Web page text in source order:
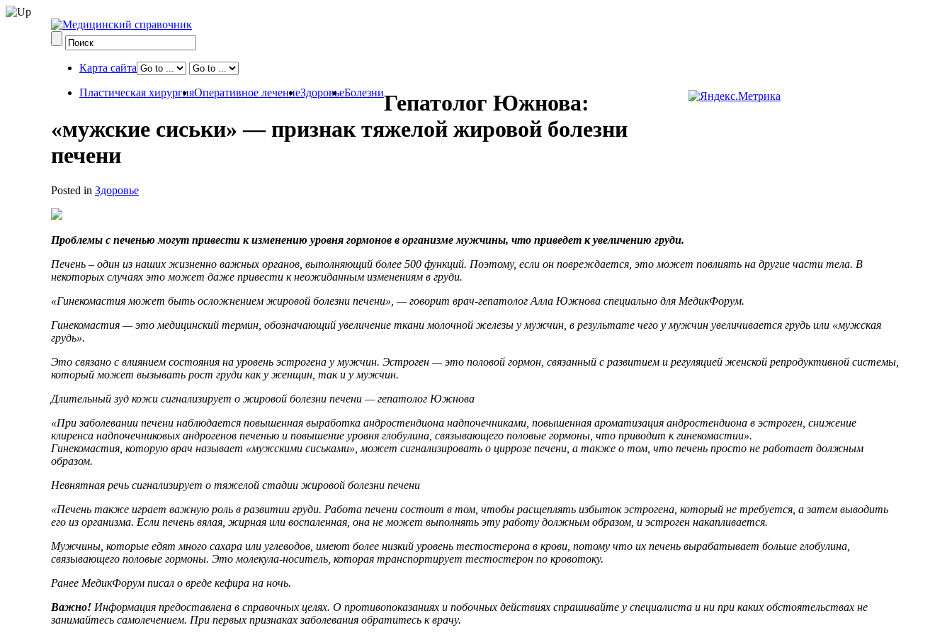
Карта сайта
Пластическая хирургияОперативное лечениеЗдоровьеБолезниГепатолог Южнова:
«мужские сиськи» — признак тяжелой жировой болезни
печени
Posted in Здоровье
Проблемы с печенью могут привести к изменению уровня гормонов в организме мужчины, что приведет к увеличению груди.
Печень – один из наших жизненно важных органов, выполняющий более 500 функций. Поэтому, если он повреждается, это может повлиять на другие части тела. В
некоторых случаях это может даже привести к неожиданным изменениям в груди.
«Гинекомастия может быть осложнением жировой болезни печени», — говорит врач-гепатолог Алла Южнова специально для МедикФорум.
Гинекомастия — это медицинский термин, обозначающий увеличение ткани молочной железы у мужчин, в результате чего у мужчин увеличивается грудь или «мужская
грудь».
Это связано с влиянием состояния на уровень эстрогена у мужчин. Эстроген — это половой гормон, связанный с развитием и регуляцией женской репродуктивной системы,
который может вызывать рост груди как у женщин, так и у мужчин.
Длительный зуд кожи сигнализирует о жировой болезни печени — гепатолог Южнова
«При заболевании печени наблюдается повышенная выработка андростендиона надпочечниками, повышенная ароматизация андростендиона в эстроген, снижение
клиренса надпочечниковых андрогенов печенью и повышение уровня глобулина, связывающего половые гормоны, что приводит к гинекомастии».
Гинекомастия, которую врач называет «мужскими сиськами», может сигнализировать о циррозе печени, а также о том, что печень просто не работает должным
образом.
Невнятная речь сигнализирует о тяжелой стадии жировой болезни печени
«Печень также играет важную роль в развитии груди. Работа печени состоит в том, чтобы расщеплять избыток эстрогена, который не требуется, а затем выводить
его из организма. Если печень вялая, жирная или воспаленная, она не может выполнять эту работу должным образом, и эстроген накапливается.
Мужчины, которые едят много сахара или углеводов, имеют более низкий уровень тестостерона в крови, потому что их печень вырабатывает больше глобулина,
связывающего половые гормоны. Это молекула-носитель, которая транспортирует тестостерон по кровотоку.
Ранее МедикФорум писал о вреде кефира на ночь.
Важно! Информация предоставлена в справочных целях. О противопоказаниях и побочных действиях спрашивайте у специалиста и ни при каких обстоятельствах не
занимайтесь самолечением. При первых признаках заболевания обратитесь к врачу.